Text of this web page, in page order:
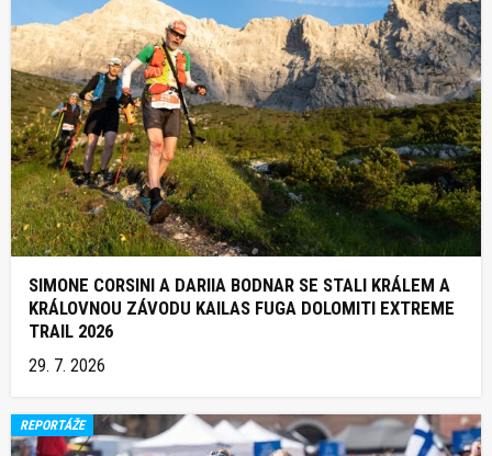
SIMONE CORSINI A DARIIA BODNAR SE STALI KRÁLEM A
KRÁLOVNOU ZÁVODU KAILAS FUGA DOLOMITI EXTREME
TRAIL 2026
29. 7. 2026
REPORTÁŽE